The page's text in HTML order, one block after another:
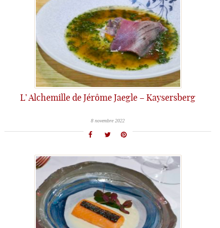
L’ Alchemille de Jérôme Jaegle – Kaysersberg
8 novembre 2022